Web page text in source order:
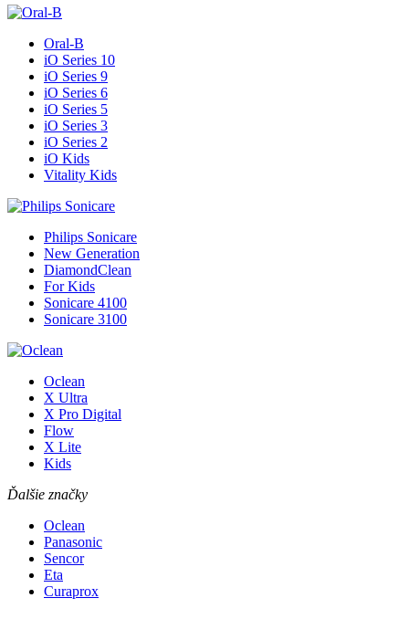
Oral-B
iO Series 10
iO Series 9
iO Series 6
iO Series 5
iO Series 3
iO Series 2
iO Kids
Vitality Kids
Philips Sonicare
New Generation
DiamondClean
For Kids
Sonicare 4100
Sonicare 3100
Oclean
X Ultra
X Pro Digital
Flow
X Lite
Kids
Ďalšie značky
Oclean
Panasonic
Sencor
Eta
Curaprox